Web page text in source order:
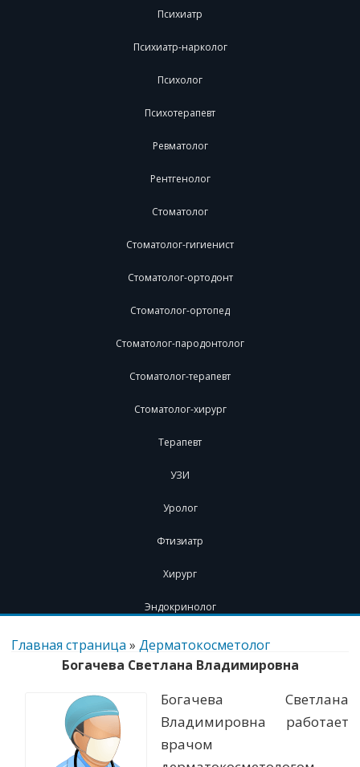
Психиатр
Психиатр-нарколог
Психолог
Психотерапевт
Ревматолог
Рентгенолог
Стоматолог
Стоматолог-гигиенист
Стоматолог-ортодонт
Стоматолог-ортопед
Стоматолог-пародонтолог
Стоматолог-терапевт
Стоматолог-хирург
Терапевт
УЗИ
Уролог
Фтизиатр
Хирург
Эндокринолог
Перейти
содержимому
Главная страница » Дерматокосметолог
Богачева Светлана Владимировна
Богачева Светлана
Владимировна работает
врачом